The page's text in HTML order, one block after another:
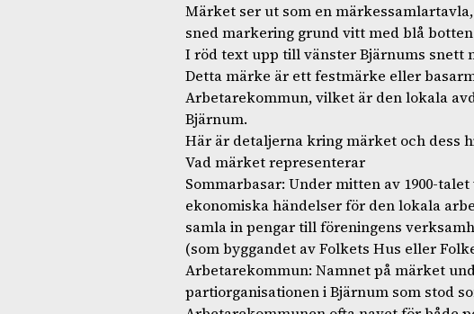
Märket ser ut som en
sned markering grund vitt med blå
I röd text upp till vänster Bjärnums snett
Detta märke är ett festmärke eller
Arbetarekommun, vilket är den lokala
Bjärnum.
Här är detaljerna kring märket och dess
Vad märket representerar
Sommarbasar: Under mitten av 1900-
ekonomiska händelser för den lokala
samla in pengar till föreningens
(som byggandet av Folkets Hus eller
Arbetarekommun: Namnet på märket
partiorganisationen i Bjärnum som stod